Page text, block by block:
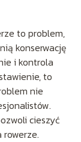
to problem,
konserwację
i kontrola
to
nie
cieszyć